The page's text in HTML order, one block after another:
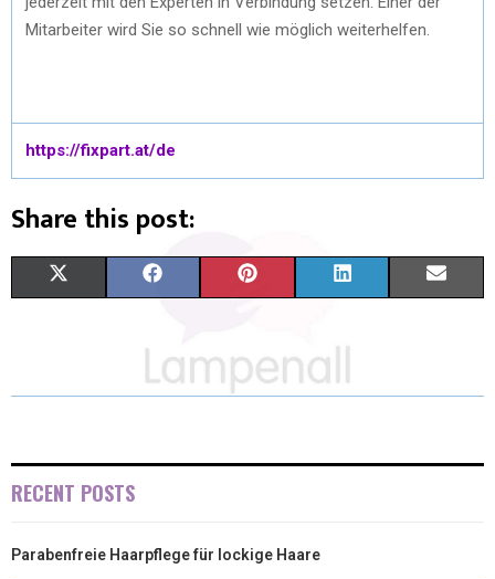
Mitarbeiter wird Sie so schnell wie möglich weiterhelfen.
https://fixpart.at/de
Share this post:
W
E
C
E
K
N
T
S
K I
RECENT POSTS
Parabenfreie Haarpflege für lockige Haare